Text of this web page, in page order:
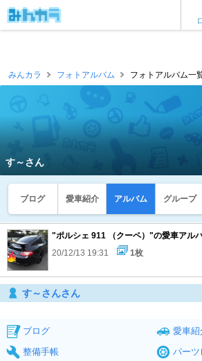
みんカラ フォトアルバム フォトアルバム一
す～さん
ブログ 愛車紹介 アルバム グループ
"ポルシェ 911 （クーペ）"の愛車アル
20/12/13 19:31
1枚
す～さんさん
ブログ
愛車紹
整備手帳
パーツ